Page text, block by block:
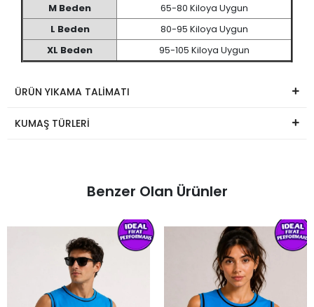
M Beden
65-80 Kiloya Uygun
L Beden
80-95 Kiloya Uygun
XL Beden
95-105 Kiloya Uygun
ÜRÜN YIKAMA TALİMATI
KUMAŞ TÜRLERİ
Benzer Olan Ürünler